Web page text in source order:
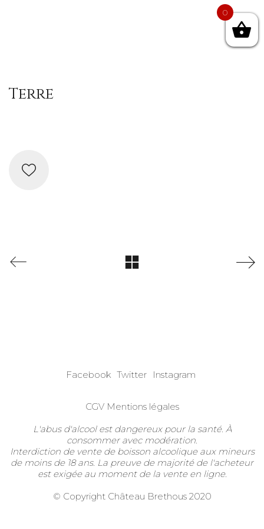
Terre
Facebook Twitter Instagram
CGV Mentions légales
L'abus d'alcool est dangereux pour la santé. À
consommer avec modération.
Interdiction de vente de boisson alcoolique aux mineurs
de moins de 18 ans. La preuve de majorité de l'acheteur
est exigée au moment de la vente en ligne.
© Copyright Château Brethous 2020
0